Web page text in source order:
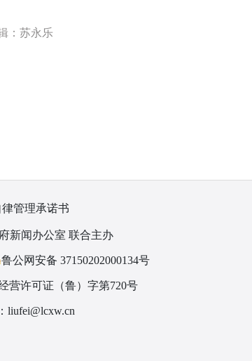
：苏永乐
管理承诺书
新闻办公室 联合主办
鲁公网安备 37150202000134号
营许可证（鲁）字第720号
liufei@lcxw.cn